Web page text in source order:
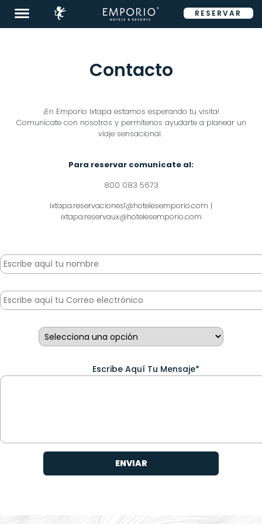
Frecuentes
ENG
RESERVAR
Contacto
¡En Emporio Ixtapa estamos esperando tu visita!
Comunícate con nosotros y permítenos ayudarte a planear un
viaje sensacional.
Para reservar comunícate al:
800 083 5673
ixtapa.reservaciones1@hotelesemporio.com |
ixtapa.reservaux@hotelesemporio.com
Escribe Aquí Tu Mensaje*